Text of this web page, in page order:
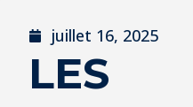
juillet 16, 2025
LES